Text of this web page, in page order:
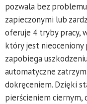
pozwala bez
zapieczonymi lub
oferuje 4 tryby pracy,
który jest nieoceniony
zapobiega
automatyczne
dokręceniem. Dzięki
pierścieniem ciernym,